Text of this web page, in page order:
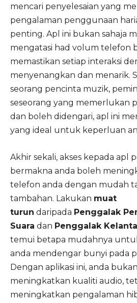
mencari penyelesaian yang
pengalaman penggunaan
penting. Apl ini bukan sahaja
mengatasi had volum telefon
memastikan setiap interaksi
menyenangkan dan menarik.
seorang pencinta muzik,
seseorang yang memerlukan
dan boleh didengari, apl ini
yang ideal untuk keperluan
Akhir sekali, akses kepada apl
bermakna anda boleh
telefon anda dengan mudah
tambahan. Lakukan muat
turun daripada Penggalak
Suara dan Penggalak
temui betapa mudahnya
anda mendengar bunyi pada
Dengan aplikasi ini, anda
meningkatkan kualiti audio,
meningkatkan pengalaman